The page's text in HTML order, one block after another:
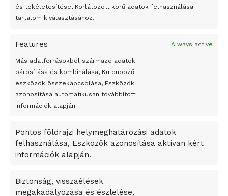
és tökéletesítése, Korlátozott körű adatok felhasználása
tartalom kiválasztásához.
Features Always active
Más adatforrásokból származó adatok
párosítása és kombinálása, Különböző
eszközök összekapcsolása, Eszközök
azonosítása automatikusan továbbított
információk alapján.
Pontos földrajzi helymeghatározási adatok
felhasználása, Eszközök azonosítása aktívan kért
információk alapján.
Biztonság, visszaélések
megakadályozása és észlelése,
Megváltoztatják a montenegrói egyházügyi törvény
Peking – A visegrádi országok zsidó kulturális örökségét
bemutató fotókiállítás nyílt
Megveszi az osztrák Wienerberger az amerikai Meridian
Bricket
A Startup Campus egyetemi programjainak legjobbjai az
A Ringo Starr új albummal jelentkezik
A Vajdasági Magyar Szövetség államtitkárait kinevezték
Dzsingisz kán hódító hadjárata okozta